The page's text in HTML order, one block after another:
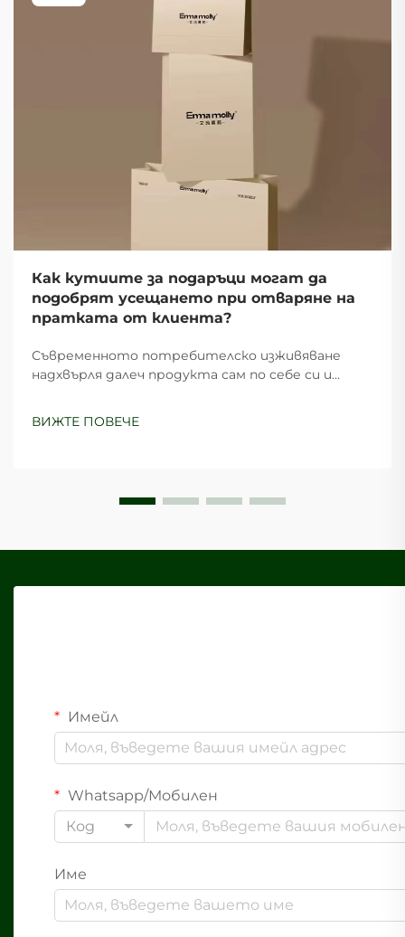
Как кутиите за подаръци могат да
подобрят усещането при отваряне на
пратката от клиента?
Съвременното потребителско изживяване
надхвърля далеч продукта сам по себе си и
моменти, изживяването при отваряне е
ВИЖТЕ ПОВЕЧЕ
Имейл
Whatsapp/Мобилен
Код
Име